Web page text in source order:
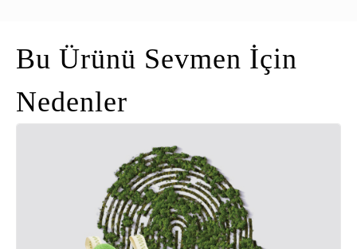
Bu Ürünü Sevmen İçin
Nedenler